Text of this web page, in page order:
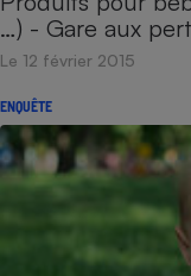
…) - Gare aux
Le 12 février 2015
ENQUÊTE